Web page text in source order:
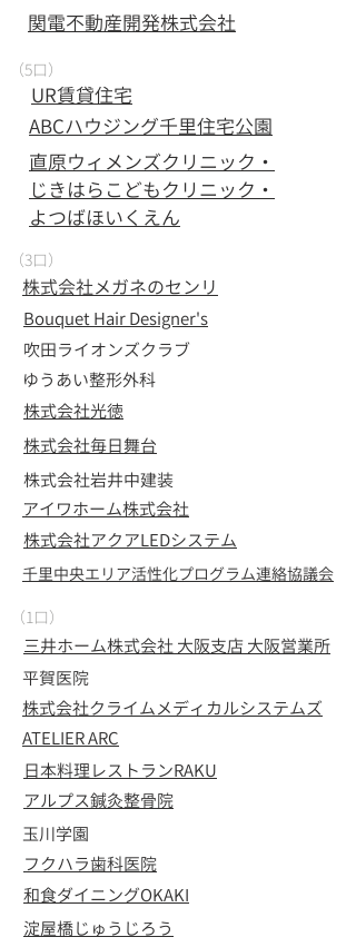
​関電不動産開発株式会社
（5口）
UR賃貸住宅
ABCハウジング千里住宅公園
直原ウィメンズクリニック・
じきはらこどもクリニック・
よつばほいくえん
（3口）
株式会社メガネのセンリ
Bouquet Hair Designer's
吹田ライオンズクラブ
​ゆうあい整形外科
株式会社光徳
株式会社毎日舞台
株式会社岩井中建装
アイワホーム株式会社
株式会社アクアLEDシステム
千里中央エリア活性化プログラム連絡協議会
（1口）
三井ホーム株式会社 大阪支店 大阪営業所
​平賀医院
株式会社クライムメディカルシステムズ
​ATELIER ARC
日本料理レストランRAKU
アルプス鍼灸整骨院
玉川学園
フクハラ歯科医院
和食ダイニングOKAKI
淀屋橋じゅうじろう